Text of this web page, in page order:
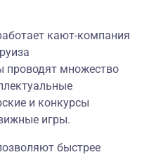
кают-компания
проводят множество
и конкурсы
игры.
быстрее